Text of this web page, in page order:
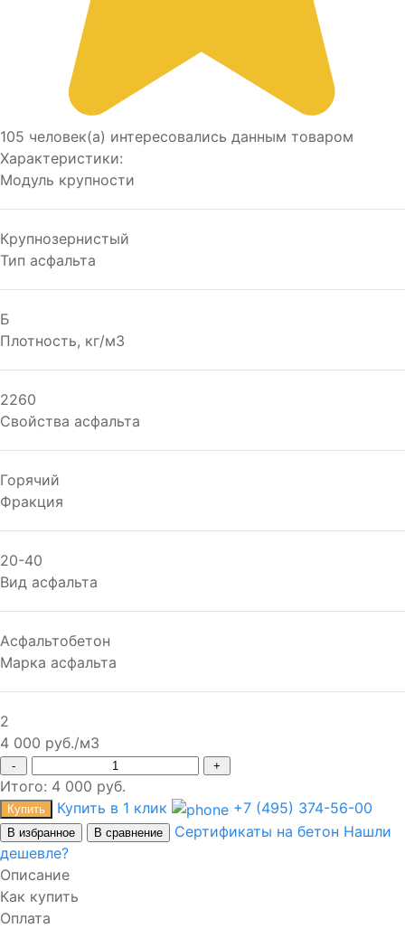
105 человек(а) интересовались данным товаром
Характеристики:
Модуль крупности
Крупнозернистый
Тип асфальта
Б
Плотность, кг/м3
2260
Свойства асфальта
Горячий
Фракция
20-40
Вид асфальта
Асфальтобетон
Марка асфальта
2
4 000 руб./м3
- +
Итого: 4 000 руб.
Купить Купить в 1 клик +7 (495) 374-56-00
В избранное В сравнение Сертификаты на бетон Нашли
дешевле?
Описание
Как купить
Оплата